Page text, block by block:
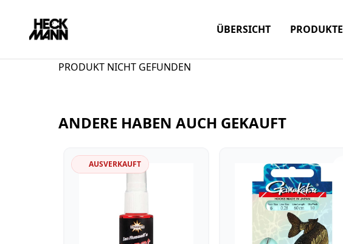
ÜBERSICHT PRODUKTE
PRODUKT NICHT GEFUNDEN
ANDERE HABEN AUCH GEKAUFT
AUSVERKAUFT